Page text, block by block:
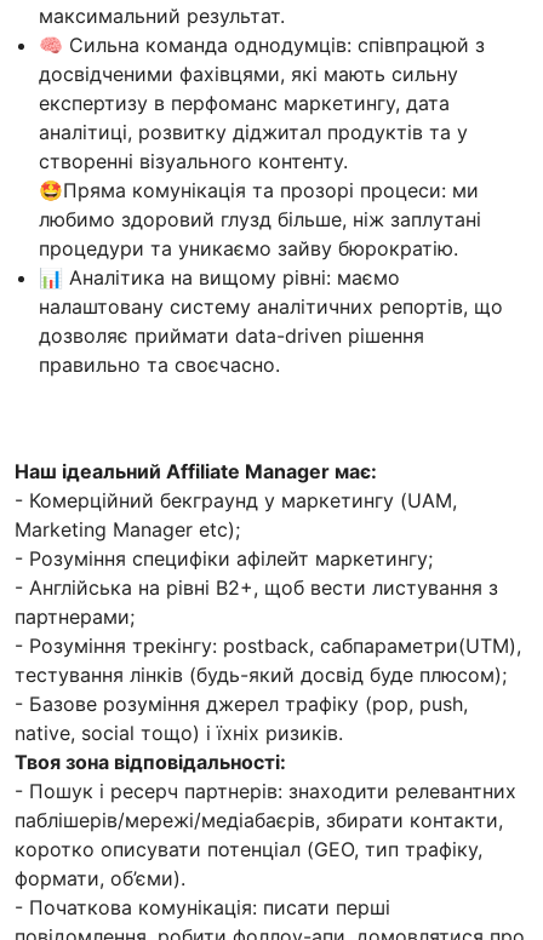
максимальний результат.
🧠 Сильна команда однодумців: співпрацюй з
досвідченими фахівцями, які мають сильну
експертизу в перфоманс маркетингу, дата
аналітиці, розвитку діджитал продуктів та у
створенні візуального контенту.
🤩Пряма комунікація та прозорі процеси: ми
любимо здоровий глузд більше, ніж заплутані
процедури та уникаємо зайву бюрократію.
📊 Аналітика на вищому рівні: маємо
налаштовану систему аналітичних репортів, що
дозволяє приймати data-driven рішення
правильно та своєчасно.
Наш ідеальний Affiliate Manager має:
- Комерційний бекграунд у маркетингу (UAM,
Marketing Manager etc);
- Розуміння специфіки афілейт маркетингу;
- Англійська на рівні B2+, щоб вести листування з
партнерами;
- Розуміння трекінгу: postback, сабпараметри(UTM),
тестування лінків (будь-який досвід буде плюсом);
- Базове розуміння джерел трафіку (pop, push,
native, social тощо) і їхніх ризиків.
Твоя зона відповідальності:
- Пошук і ресерч партнерів: знаходити релевантних
паблішерів/мережі/медіабаєрів, збирати контакти,
коротко описувати потенціал (GEO, тип трафіку,
формати, об’єми).
- Початкова комунікація: писати перші